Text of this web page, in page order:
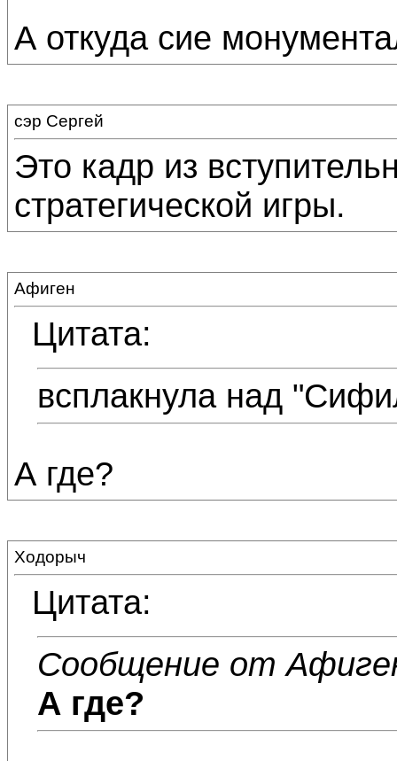
А откуда сие
сэр Сергей
Это кадр из
стратегической игры.
Афиген
Цитата:
всплакнула над
А где?
Ходорыч
Цитата:
Сообщение от
А где?